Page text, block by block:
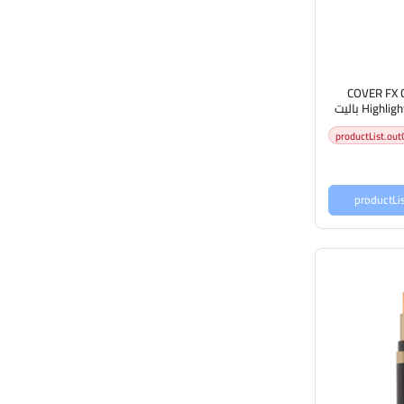
COVER
Highlighter Makeup Palette باليت